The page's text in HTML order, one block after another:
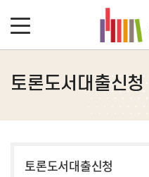
토론도서대출신청
토론도서대출신청